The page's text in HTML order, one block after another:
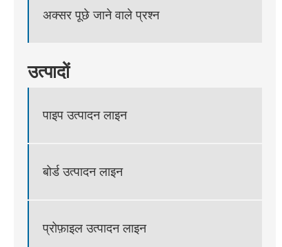
अक्सर पूछे जाने वाले प्रश्न
उत्पादों
पाइप उत्पादन लाइन
बोर्ड उत्पादन लाइन
प्रोफ़ाइल उत्पादन लाइन